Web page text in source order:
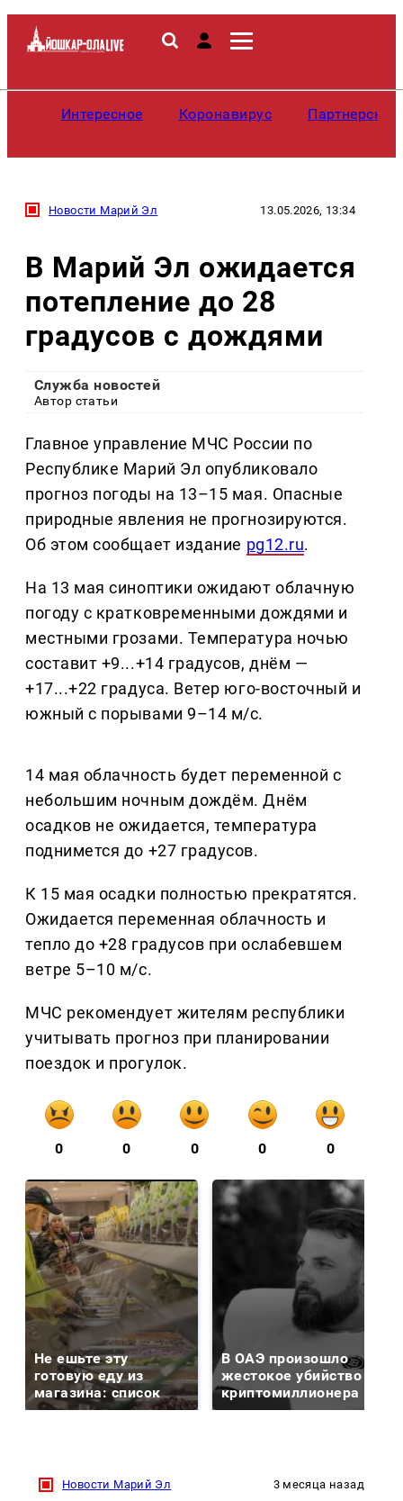
Интересное Коронавирус
Новости Марий Эл 13.05.2026, 13:34
В Марий Эл ожидается
потепление до 28
градусов с дождями
Служба новостей
Автор статьи
Главное управление МЧС России по
Республике Марий Эл опубликовало
прогноз погоды на 13–15 мая. Опасные
природные явления не прогнозируются.
Об этом сообщает издание pg12.ru.
На 13 мая синоптики ожидают облачную
погоду с кратковременными дождями и
местными грозами. Температура ночью
составит +9...+14 градусов, днём —
+17...+22 градуса. Ветер юго-восточный и
южный с порывами 9–14 м/с.
14 мая облачность будет переменной с
небольшим ночным дождём. Днём
осадков не ожидается, температура
поднимется до +27 градусов.
К 15 мая осадки полностью прекратятся.
Ожидается переменная облачность и
тепло до +28 градусов при ослабевшем
ветре 5–10 м/с.
МЧС рекомендует жителям республики
учитывать прогноз при планировании
поездок и прогулок.
0 0 0 0 0
Не ешьте эту
готовую еду из
магазина: список
В ОАЭ произошло
жестокое убийство
криптомиллионера
Новости Марий Эл 3 месяца назад